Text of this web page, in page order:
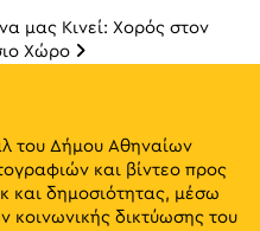
μας Κινεί: Χορός στον
Χώρο
του Δήμου Αθηναίων
και βίντεο προς
και δημοσιότητας, μέσω
κοινωνικής δικτύωσης του